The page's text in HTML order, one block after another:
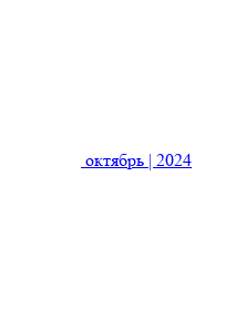
октябрь | 2024